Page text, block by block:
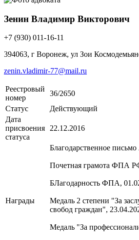
Зенин Владимир Викторович
+7 (930) 011-16-11
394063, г Воронеж, ул Зои
zenin.vladimir-77@mail.ru
Реестровый
номер
36/2650
Статус
Действующий
Дата
присвоения
статуса
22.12.2016
Награды
Благодарственное
Почетная грамота ФПА
БЛагодарность ФПА,
Медаль 2 степени "За
свобод граждан",
Медаль "За